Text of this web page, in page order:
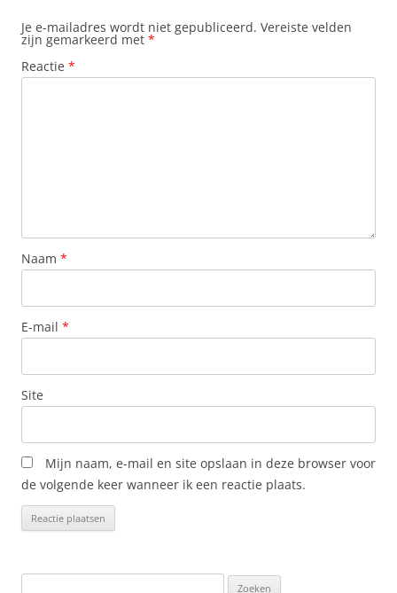
Je e-mailadres wordt niet gepubliceerd. Vereiste velden
zijn gemarkeerd met *
Reactie *
Naam *
E-mail *
Site
Mijn naam, e-mail en site opslaan in deze browser voor
de volgende keer wanneer ik een reactie plaats.